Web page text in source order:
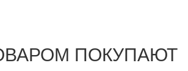
ПОКУПАЮТ